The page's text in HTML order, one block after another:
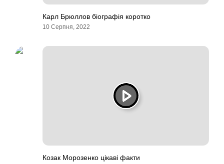
Карл Брюллов біографія коротко
10 Серпня, 2022
Козак Морозенко цікаві факти